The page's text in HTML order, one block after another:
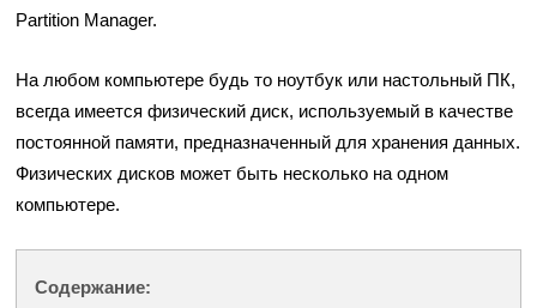
Partition Manager.
На любом компьютере будь то ноутбук или настольный ПК,
всегда имеется физический диск, используемый в качестве
постоянной памяти, предназначенный для хранения данных.
Физических дисков может быть несколько на одном
компьютере.
Содержание: